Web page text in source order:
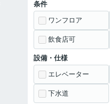
条件
ワンフロア
飲食店可
設備・仕様
エレベーター
下水道